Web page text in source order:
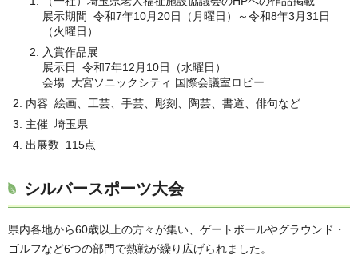
展示期間 令和7年10月20日（月曜日）～令和8年3月31日
（火曜日）
入賞作品展
展示日 令和7年12月10日（水曜日）
会場 大宮ソニックシティ 国際会議室ロビー
内容 絵画、工芸、手芸、彫刻、陶芸、書道、俳句など
主催 埼玉県
出展数 115点
シルバースポーツ大会
県内各地から60歳以上の方々が集い、ゲートボールやグラウンド・
ゴルフなど6つの部門で熱戦が繰り広げられました。